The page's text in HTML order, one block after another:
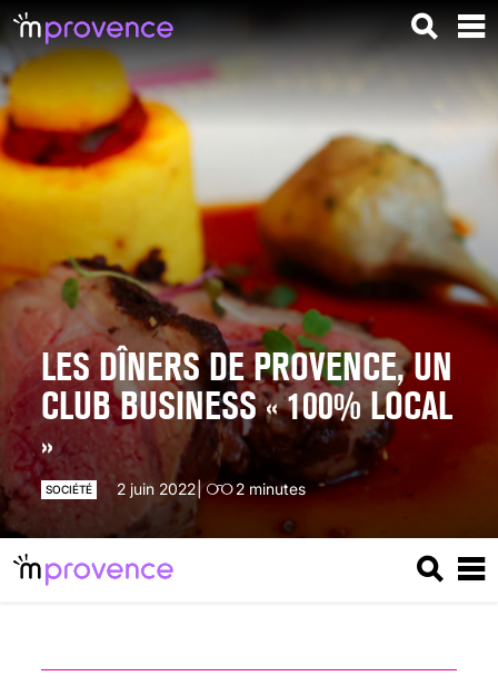
LES DÎNERS DE PROVENCE, UN
CLUB BUSINESS « 100% LOCAL
»
SOCIÉTÉ 2 juin 2022 2 minutes